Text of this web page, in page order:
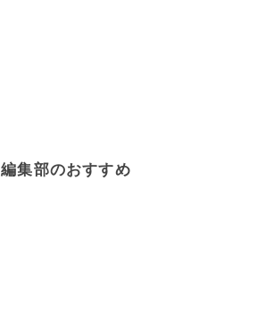
編集部のおすすめ